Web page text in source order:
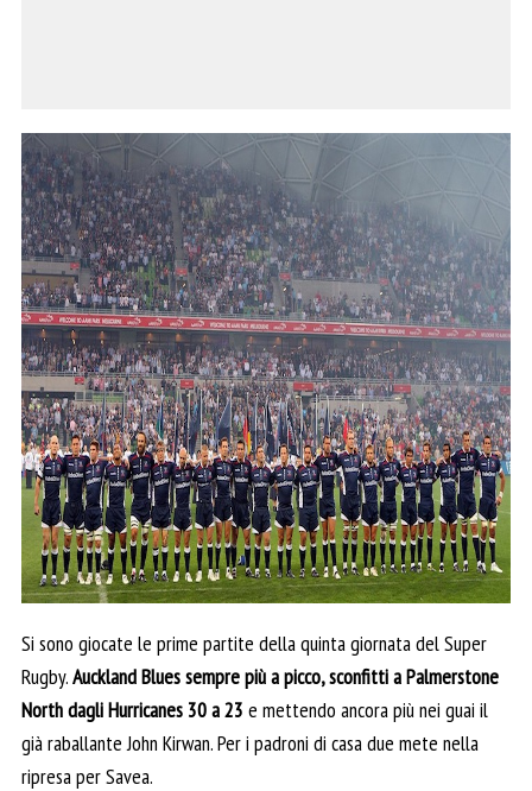
Si sono giocate le prime partite della quinta giornata del Super
Rugby.Auckland Blues sempre più a picco, sconfitti a Palmerstone
North dagli Hurricanes 30 a 23 e mettendo ancora più nei guai il
già raballante John Kirwan. Per i padroni di casa due mete nella
ripresa per Savea.